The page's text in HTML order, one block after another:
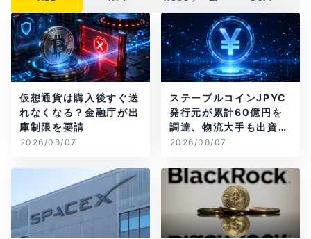
仮想通貨は購入後すぐ送
れなくなる？金融庁が出
庫制限を要請
2026/08/07
ステーブルコインJPYC
発行元が累計60億円を
調達、物流大手も出資参
画
2026/08/07